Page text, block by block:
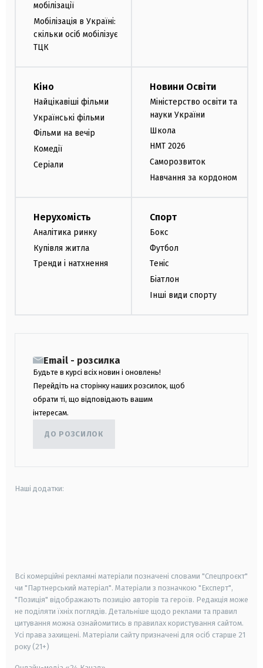
мобілізації
Мобілізація в Україні:
скільки осіб мобілізує
ТЦК
Кіно
Найцікавіші фільми
Українські фільми
Фільми на вечір
Комедії
Серіали
Новини Освіти
Міністерство освіти та
науки України
Школа
НМТ 2026
Саморозвиток
Навчання за кордоном
Нерухомість
Аналітика ринку
Купівля житла
Тренди і натхнення
Спорт
Бокс
Футбол
Теніс
Біатлон
Інші види спорту
Email - розсилка
Будьте в курсі всіх новин і оновлень!
Перейдіть на сторінку наших розсилок, щоб
обрати ті, що відповідають вашим
інтересам.
ДО РОЗСИЛОК
Наші додатки:
Всі комерційні рекламні матеріали позначені словами "Спецпроєкт"
чи "Партнерський матеріал". Матеріали з позначкою "Експерт",
"Позиція" відображають позицію авторів та героїв. Редакція може
не поділяти їхніх поглядів. Детальніше щодо реклами та правил
цитування можна ознайомитись в правилах користування сайтом.
Усі права захищені. Матеріали сайту призначені для осіб старше 21
року (21+)